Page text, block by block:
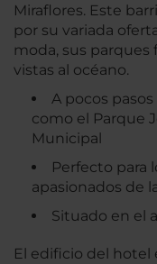
Miraflores. Este
por su variada
moda, sus parques
vistas al océano.
A pocos
como el Parque
Municipal
Perfecto para
apasionados de
Situado en el
El edificio del hotel